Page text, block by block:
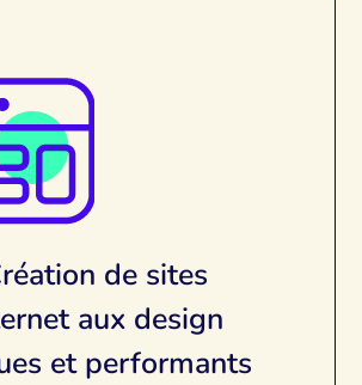
de sites
aux design
et performants